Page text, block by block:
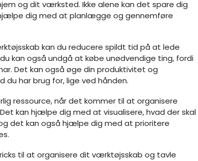
og dit værksted. Ikke alene kan det spare dig
dig med at planlægge og gennemføre
kan du reducere spildt tid på at lede
kan også undgå at købe unødvendige ting, fordi
Det kan også øge din produktivitet og
du har brug for, lige ved hånden.
ressource, når det kommer til at organisere
kan hjælpe dig med at visualisere, hvad der skal
det kan også hjælpe dig med at prioritere
til at organisere dit værktøjsskab og tavle